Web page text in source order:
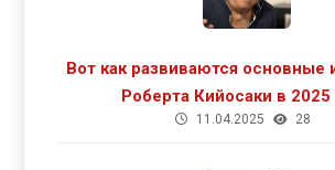
Вот как развиваются основные
Роберта Кийосаки в 2025
11.04.2025 28